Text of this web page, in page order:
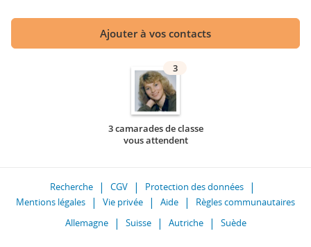
Ajouter à vos contacts
3
3 camarades de classe
vous attendent
Recherche CGV
Protection des données
Mentions légales
Vie privée Aide
Règles communautaires
Allemagne
Suisse Autriche Suède